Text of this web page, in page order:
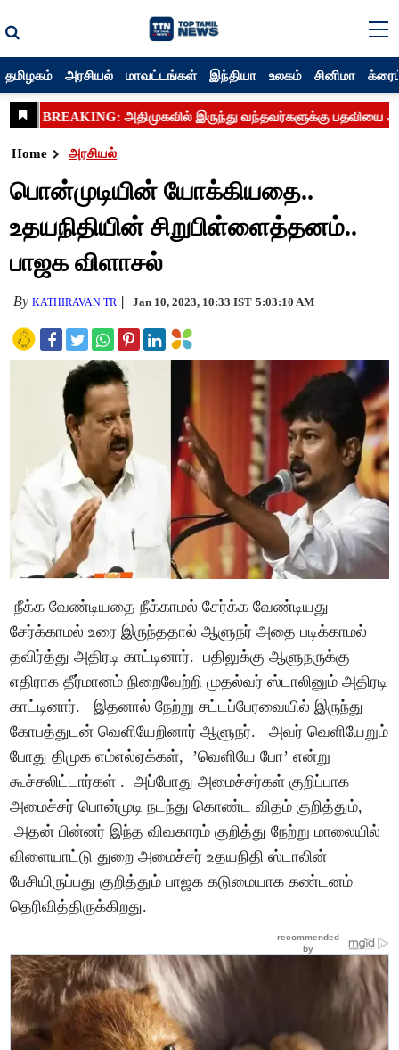
தமிழகம் அரசியல் மாவட்டங்கள் இந்தியா உலகம் சினிமா
Home அரசியல்
பொன்முடியின் யோக்கியதை..
உதயநிதியின் சிறுபிள்ளைத்தனம்..
பாஜக விளாசல்
ByKATHIRAVAN TR Jan 10, 2023, 10:33 IST 5:03:10 AM
நீக்க வேண்டியதை நீக்காமல் சேர்க்க வேண்டியது
சேர்க்காமல் உரை இருந்ததால் ஆளுநர் அதை படிக்காமல்
தவிர்த்து அதிரடி காட்டினார். பதிலுக்கு ஆளுநருக்கு
எதிராக தீர்மானம் நிறைவேற்றி முதல்வர் ஸ்டாலினும் அதிரடி
காட்டினார். இதனால் நேற்று சட்டப்பேரவையில் இருந்து
கோபத்துடன் வெளியேறினார் ஆளுநர். அவர் வெளியேறும்
போது திமுக எம்எல்ஏக்கள், ’வெளியே போ’ என்று
கூச்சலிட்டார்கள் . அப்போது அமைச்சர்கள் குறிப்பாக
அமைச்சர் பொன்முடி நடந்து கொண்ட விதம் குறித்தும்,
அதன் பின்னர் இந்த விவகாரம் குறித்து நேற்று மாலையில்
விளையாட்டு துறை அமைச்சர் உதயநிதி ஸ்டாலின்
பேசியிருப்பது குறித்தும் பாஜக கடுமையாக கண்டனம்
தெரிவித்திருக்கிறது.